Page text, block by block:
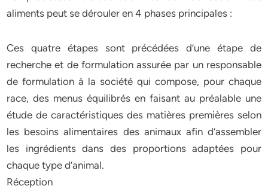
aliments peut se dérouler en 4 phases principales :
Ces quatre étapes sont précédées d’une étape de
recherche et de formulation assurée par un responsable
de formulation à la société qui compose, pour chaque
race, des menus équilibrés en faisant au préalable une
étude de caractéristiques des matières premières selon
les besoins alimentaires des animaux afin d’assembler
les ingrédients dans des proportions adaptées pour
chaque type d’animal.
Réception